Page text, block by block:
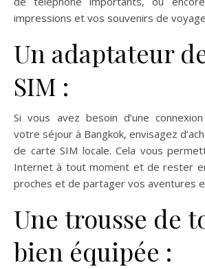
impressions et vos souvenirs de
Un adaptateur
SIM :
Si vous avez besoin d’une
votre séjour à Bangkok, envisagez
de carte SIM locale. Cela vous
Internet à tout moment et de rester
proches et de partager vos aventures
Une trousse de
bien équipée :